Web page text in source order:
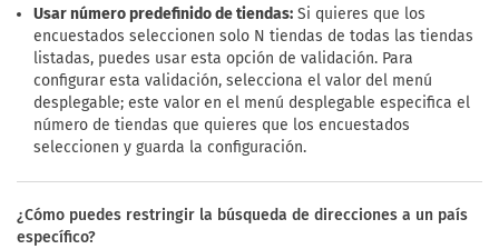
Usar número predefinido de tiendas: Si quieres que los
encuestados seleccionen solo N tiendas de todas las tiendas
listadas, puedes usar esta opción de validación. Para
configurar esta validación, selecciona el valor del menú
desplegable; este valor en el menú desplegable especifica el
número de tiendas que quieres que los encuestados
seleccionen y guarda la configuración.
¿Cómo puedes restringir la búsqueda de direcciones a un país
específico?